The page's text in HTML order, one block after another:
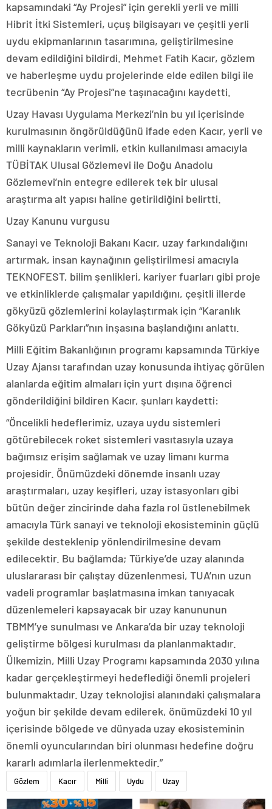
kapsamındaki “Ay Projesi” için gerekli yerli ve milli
Hibrit İtki Sistemleri, uçuş bilgisayarı ve çeşitli yerli
uydu ekipmanlarının tasarımına, geliştirilmesine
devam edildiğini bildirdi. Mehmet Fatih Kacır, gözlem
ve haberleşme uydu projelerinde elde edilen bilgi ile
tecrübenin “Ay Projesi”ne taşınacağını kaydetti.
Uzay Havası Uygulama Merkezi’nin bu yıl içerisinde
kurulmasının öngörüldüğünü ifade eden Kacır, yerli ve
milli kaynakların verimli, etkin kullanılması amacıyla
TÜBİTAK Ulusal Gözlemevi ile Doğu Anadolu
Gözlemevi’nin entegre edilerek tek bir ulusal
araştırma alt yapısı haline getirildiğini belirtti.
Uzay Kanunu vurgusu
Sanayi ve Teknoloji Bakanı Kacır, uzay farkındalığını
artırmak, insan kaynağının geliştirilmesi amacıyla
TEKNOFEST, bilim şenlikleri, kariyer fuarları gibi proje
ve etkinliklerde çalışmalar yapıldığını, çeşitli illerde
gökyüzü gözlemlerini kolaylaştırmak için “Karanlık
Gökyüzü Parkları”nın inşasına başlandığını anlattı.
Milli Eğitim Bakanlığının programı kapsamında Türkiye
Uzay Ajansı tarafından uzay konusunda ihtiyaç görülen
alanlarda eğitim almaları için yurt dışına öğrenci
gönderildiğini bildiren Kacır, şunları kaydetti:
“Öncelikli hedeflerimiz, uzaya uydu sistemleri
götürebilecek roket sistemleri vasıtasıyla uzaya
bağımsız erişim sağlamak ve uzay limanı kurma
projesidir. Önümüzdeki dönemde insanlı uzay
araştırmaları, uzay keşifleri, uzay istasyonları gibi
bütün değer zincirinde daha fazla rol üstlenebilmek
amacıyla Türk sanayi ve teknoloji ekosisteminin güçlü
şekilde desteklenip yönlendirilmesine devam
edilecektir. Bu bağlamda; Türkiye’de uzay alanında
uluslararası bir çalıştay düzenlenmesi, TUA’nın uzun
vadeli programlar başlatmasına imkan tanıyacak
düzenlemeleri kapsayacak bir uzay kanununun
TBMM’ye sunulması ve Ankara’da bir uzay teknoloji
geliştirme bölgesi kurulması da planlanmaktadır.
Ülkemizin, Milli Uzay Programı kapsamında 2030 yılına
kadar gerçekleştirmeyi hedeflediği önemli projeleri
bulunmaktadır. Uzay teknolojisi alanındaki çalışmalara
yoğun bir şekilde devam edilerek, önümüzdeki 10 yıl
içerisinde bölgede ve dünyada uzay ekosisteminin
önemli oyuncularından biri olunması hedefine doğru
kararlı adımlarla ilerlenmektedir.”
Gözlem Kacır Milli Uydu Uzay